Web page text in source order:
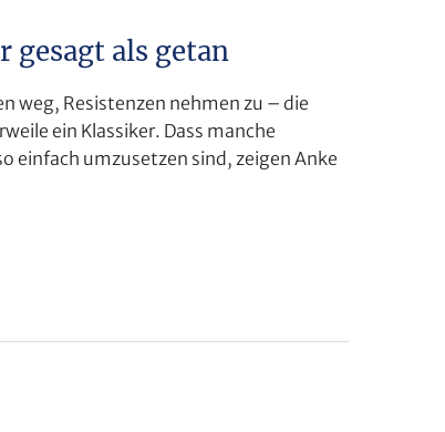
als getan
weg, Resistenzen nehmen zu – die
ein Klassiker. Dass manche
einfach umzusetzen sind, zeigen Anke